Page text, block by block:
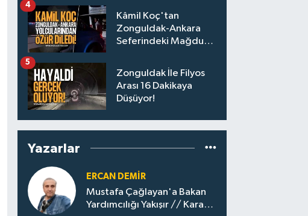
Kâmil Koç'tan
Zonguldak-Ankara
Seferindeki Mağdur
4
Zonguldak İle Filyos
Arası 16 Dakikaya
Düşüyor!
5
Yazarlar
ERCAN DEMIR
Mustafa Çağlayan'a Bakan
Yardımcılığı Yakışır // ​Kara